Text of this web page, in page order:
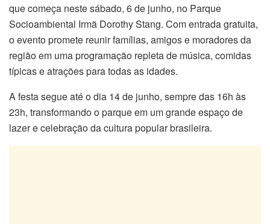
que começa neste sábado, 6 de junho, no Parque
Socioambiental Irmã Dorothy Stang. Com entrada gratuita,
o evento promete reunir famílias, amigos e moradores da
região em uma programação repleta de música, comidas
típicas e atrações para todas as idades.
A festa segue até o dia 14 de junho, sempre das 16h às
23h, transformando o parque em um grande espaço de
lazer e celebração da cultura popular brasileira.